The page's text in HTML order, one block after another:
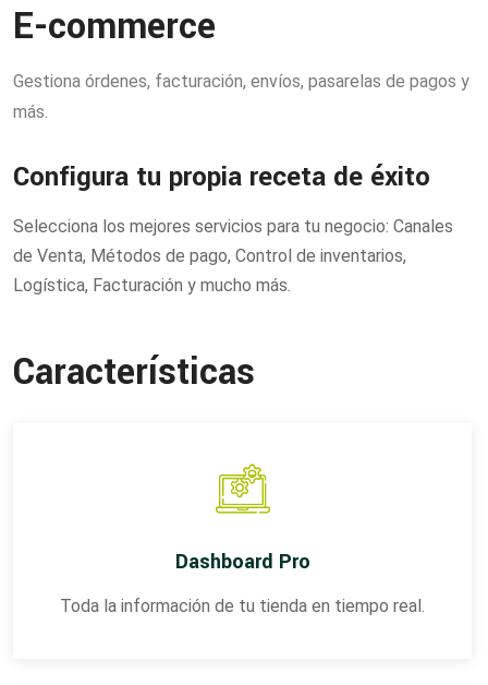
E-commerce
Gestiona órdenes, facturación, envíos, pasarelas de pagos y
más.
Configura tu propia receta de éxito
Selecciona los mejores servicios para tu negocio: Canales
de Venta, Métodos de pago, Control de inventarios,
Logística, Facturación y mucho más.
Características
Dashboard Pro
Toda la información de tu tienda en tiempo real.